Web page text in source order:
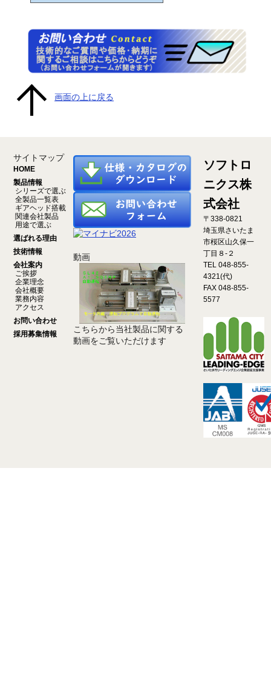
画面の上に戻る
サイトマップ
HOME
製品情報
シリーズで選ぶ
全製品一覧表
ギアヘッド搭載
関連会社製品
用途で選ぶ
選ばれる理由
技術情報
会社案内
ご挨拶
企業理念
会社概要
業務内容
アクセス
お問い合わせ
採用募集情報
動画
こちらから当社製品に関する
動画をご覧いただけます
ソフトロ
ニクス株
式会社
〒338-0821
埼玉県さいたま
市桜区山久保一
丁目８-２
TEL 048-855-
4321(代)
FAX 048-855-
5577